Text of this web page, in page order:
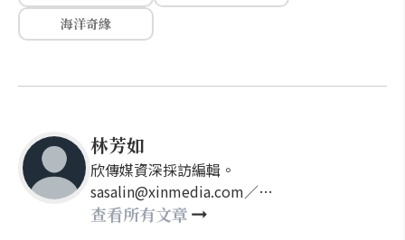
海洋奇緣
林芳如
欣傳媒資深採訪編輯。
sasalin@xinmedia.com／
happy21917@gmail.com
查看所有文章